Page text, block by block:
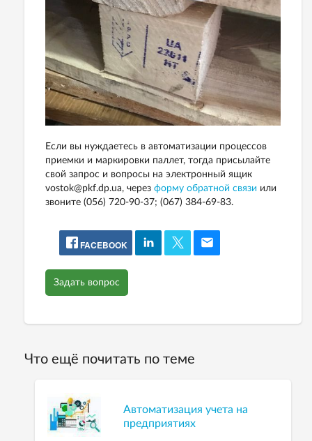
Если вы нуждаетесь в автоматизации процессов
приемки и маркировки паллет, тогда присылайте
свой запрос и вопросы на электронный ящик
vostok@pkf.dp.ua, через форму обратной связи или
звоните (056) 720-90-37; (067) 384-69-83.
FACEBOOK
Задать вопрос
Что ещё почитать по теме
Автоматизация учета на
предприятиях